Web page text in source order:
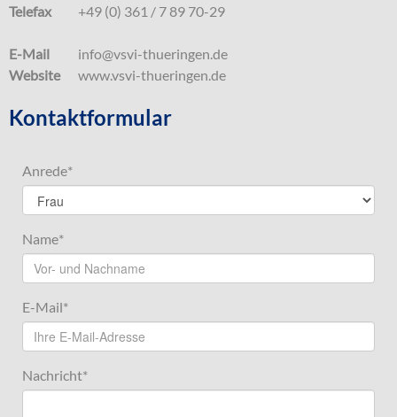
Telefax
+49 (0) 361 / 7 89 70-29
E-Mail
info@vsvi-thueringen.de
Website
www.vsvi-thueringen.de
Kontaktformular
Anrede*
Name*
E-Mail*
Nachricht*